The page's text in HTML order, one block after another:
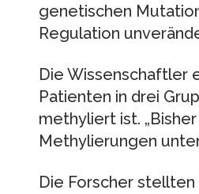
genetischen
Regulation
Die Wissenschaftler
Patienten in drei
methyliert ist.
Methylierungen
Die Forscher